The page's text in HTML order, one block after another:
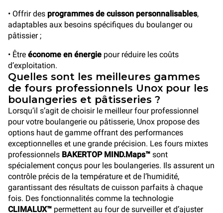
• Offrir des programmes de cuisson personnalisables,
adaptables aux besoins spécifiques du boulanger ou
pâtissier ;
• Être économe en énergie pour réduire les coûts
d’exploitation.
Quelles sont les meilleures gammes
de fours professionnels Unox pour les
boulangeries et pâtisseries ?
Lorsqu’il s’agit de choisir le meilleur four professionnel
pour votre boulangerie ou pâtisserie, Unox propose des
options haut de gamme offrant des performances
exceptionnelles et une grande précision. Les fours mixtes
professionnels BAKERTOP MIND.Maps™ sont
spécialement conçus pour les boulangeries. Ils assurent un
contrôle précis de la température et de l’humidité,
garantissant des résultats de cuisson parfaits à chaque
fois. Des fonctionnalités comme la technologie
CLIMALUX™ permettent au four de surveiller et d’ajuster